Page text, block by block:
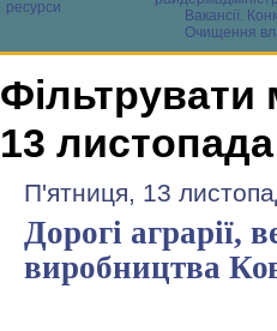
ресурси
Вакансії.
Очищення
Фільтрувати
13
П'ятниця, 13
Дорогі аграрії,
виробництва